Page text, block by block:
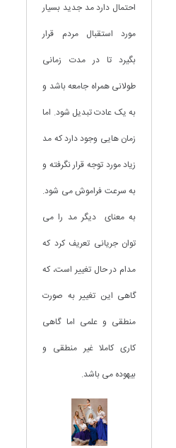
احتمال دارد مد جدید بسیار
مورد استقبال مردم قرار
بگیرد تا در مدت زمانی
طولانی همراه جامعه باشد و
به یک عادت تبدیل شود. اما
زمان هایی وجود دارد که مد
زیاد مورد توجه قرار نگرفته و
به سرعت فراموش می شود.
به معنای دیگر مد را می
توان جریانی تعریف کرد که
مدام در حال تغییر است، که
گاهی این تغییر به صورت
منطقی و علمی اما گاهی
کاری کاملا غیر منطقی و
بیهوده می باشد.